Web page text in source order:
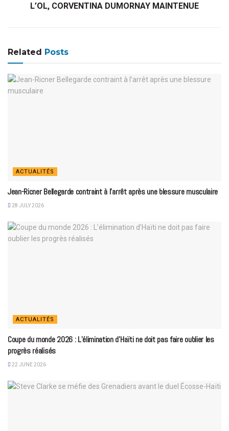
L’OL, CORVENTINA DUMORNAY MAINTENUE
Related Posts
ACTUALITÉS
Jean-Ricner Bellegarde contraint à l’arrêt après une blessure musculaire
28 JULY 2026
ACTUALITÉS
Coupe du monde 2026 : L’élimination d’Haïti ne doit pas faire oublier les
progrès réalisés
22 JUNE 2026